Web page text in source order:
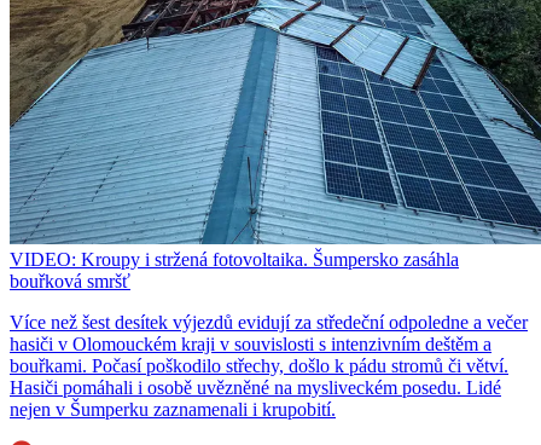
VIDEO: Kroupy i stržená fotovoltaika. Šumpersko zasáhla
bouřková smršť
Více než šest desítek výjezdů evidují za středeční odpoledne a večer
hasiči v Olomouckém kraji v souvislosti s intenzivním deštěm a
bouřkami. Počasí poškodilo střechy, došlo k pádu stromů či větví.
Hasiči pomáhali i osobě uvězněné na mysliveckém posedu. Lidé
nejen v Šumperku zaznamenali i krupobití.